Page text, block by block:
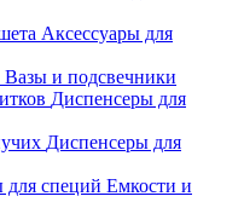
Аксессуары для
Вазы и подсвечники
Диспенсеры для
Диспенсеры для
Емкости и